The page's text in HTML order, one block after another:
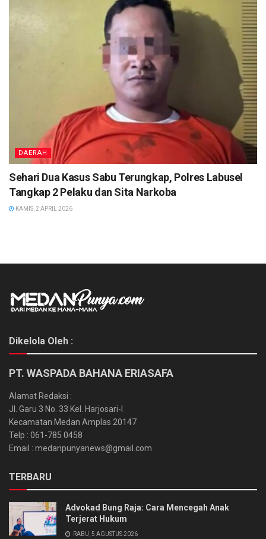
DAERAH
Sehari Dua Kasus Sabu Terungkap, Polres Labusel
Tangkap 2 Pelaku dan Sita Narkoba
KAMIS, 2 APRIL 2026
Dikelola Oleh :
PT. WASPADA BAHANA ERIASAFA
Alamat Redaksi :
Jl. Garu 3 No. 33 Kel. Harjosari-I
Kecamatan Medan Amplas 20147
Telp : 061-785 0458
Email : medanpunyanews@gmail.com
TERBARU
Advokad Bung Raja: Cara Mencegah Anak
Terjerat Hukum
RABU, 5 AGUSTUS 2026